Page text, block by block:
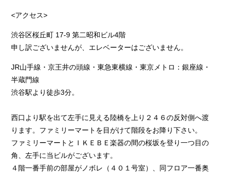
<アクセス>
渋谷区桜丘町 17-9 第二昭和ビル4階
申し訳ございませんが、エレベーターはございません。
JR山手線・京王井の頭線・東急東横線・東京メトロ：銀座線・
半蔵門線
渋谷駅より徒歩3分。
西口より駅を出て左手に見える陸橋を上り２４６の反対側へ渡
ります。ファミリーマートを目がけて階段をお降り下さい。
ファミリーマートとＩＫＥＢＥ楽器の間の桜坂を登り一つ目の
角、左手に当ビルがございます。
４階一番手前の部屋がノボレ（４０１号室）、同フロア一番奥